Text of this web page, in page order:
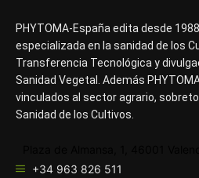
PHYTOMA-España edita desde
especializada en la sanidad de los
Transferencia Tecnológica y
Sanidad Vegetal. Además
vinculados al sector agrario,
Sanidad de los Cultivos.
+34 963 826 511